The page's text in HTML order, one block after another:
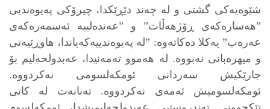
شێوەیەکی گشتی و لە چەند دێڕێکدا، چیرۆکی پەیوەندیی
”هەسارەکەی ڕۆژهەڵات” و ”عەندەلیبە ئەسمەرەکەی
عەرەب” یەکلا دەکاتەوە: ”لە پەیوەندییەکەیاندا، هاوڕێیەتی
و میهرەبانی نەبووە. لە هەموو تەمەنیدا، عەبدولحەلیم بۆ
جارێکیش سەردانی ئومکەلسومی نەکردووە.
ئومکەلسومیش ئەمەی نەکردووە. تەنانەت لە کاتی